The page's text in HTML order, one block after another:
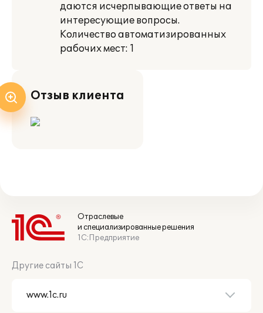
даются исчерпывающие ответы на
интересующие вопросы.
Количество автоматизированных
рабочих мест: 1
Отзыв клиента
Отраслевые
и специализированные решения
1С:Предприятие
Другие сайты 1С